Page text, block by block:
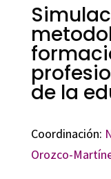
de la
Coordinación:
Orozco-